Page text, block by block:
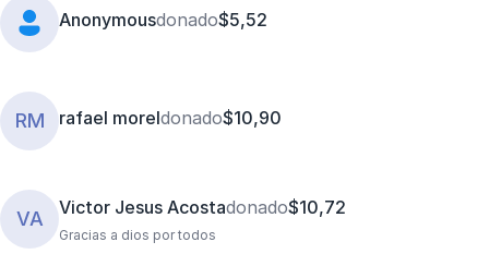
Anonymousdonado$5,52
RM rafael moreldonado$10,90
VA Victor Jesus Acostadonado$10,72
Gracias a dios por todos